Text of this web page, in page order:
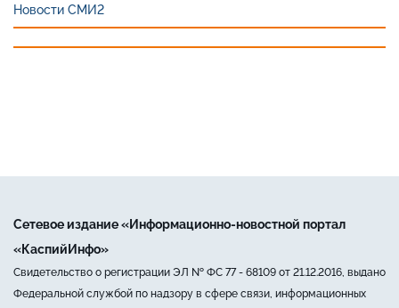
Новости СМИ2
Сетевое издание «Информационно-новостной портал
«КаспийИнфо»
Свидетельство о регистрации ЭЛ № ФС 77 - 68109 от 21.12.2016, выдано
Федеральной службой по надзору в сфере связи, информационных